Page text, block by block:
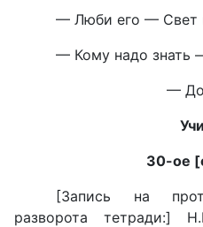
— Люби его — Свет
— Кому надо знать
—
30-ое
[Запись на
разворота тетради:]